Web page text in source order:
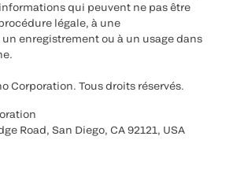
qui peuvent ne pas être
légale, à une
enregistrement ou à un usage dans
Corporation. Tous droits réservés.
Road, San Diego, CA 92121, USA